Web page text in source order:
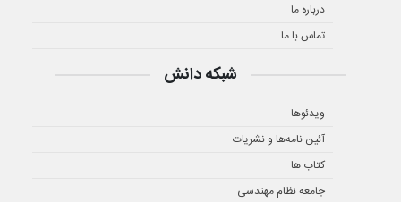
درباره ما
تماس با ما
شبکه دانش
ویدئوها
آئین نامه‌ها و نشریات
کتاب ها
جامعه نظام مهندسی